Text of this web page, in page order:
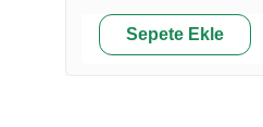
Sepete Ekle